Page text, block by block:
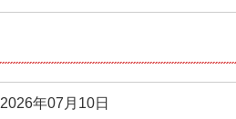
2026年07月10日